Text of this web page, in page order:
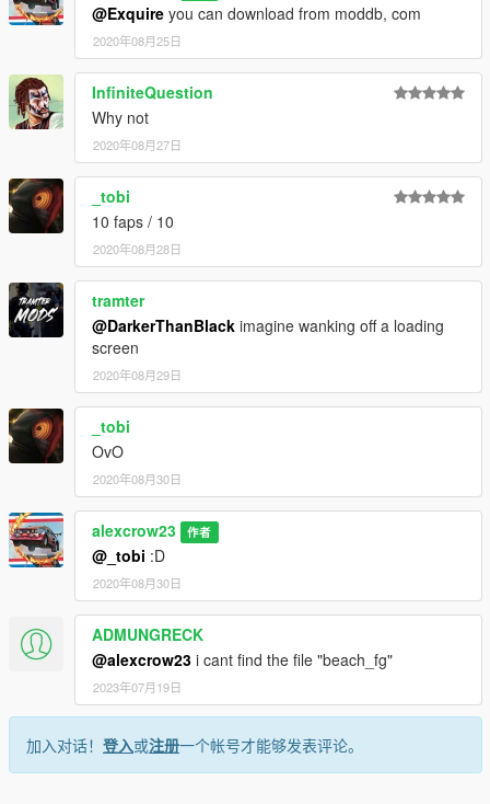
@Exquire you can download from moddb, com
2020年08月25日
InfiniteQuestion
Why not
2020年08月27日
_tobi
10 faps / 10
2020年08月28日
tramter
@DarkerThanBlack imagine wanking off a loading
screen
2020年08月29日
_tobi
OvO
2020年08月30日
alexcrow23 作者
@_tobi :D
2020年08月30日
ADMUNGRECK
@alexcrow23 i cant find the file "beach_fg"
2023年07月19日
加入对话！ 登入或注册一个帐号才能够发表评论。